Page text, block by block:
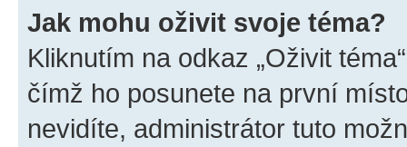
Jak mohu oživit svoje téma?
Kliknutím na odkaz „Oživit
čímž ho posunete na první
nevidíte, administrátor tuto